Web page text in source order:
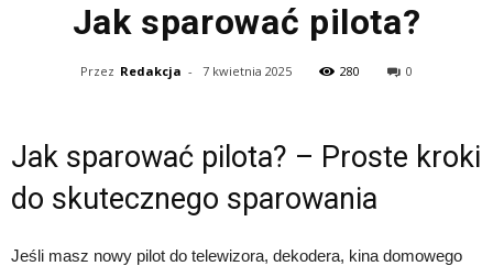
Jak sparować pilota?
Przez Redakcja - 7 kwietnia 2025 280 0
Jak sparować pilota? – Proste kroki
do skutecznego sparowania
Jeśli masz nowy pilot do telewizora, dekodera, kina domowego